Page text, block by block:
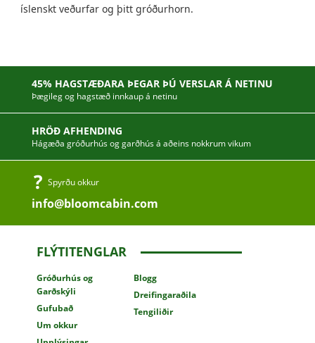
íslenskt veðurfar og þitt gróðurhorn.
45% HAGSTÆÐARA ÞEGAR ÞÚ VERSLAR Á NETINU
Þægileg og hagstæð innkaup á netinu
HRÖÐ AFHENDING
Hágæða gróðurhús og garðhús á aðeins nokkrum vikum
Spyrðu okkur
info@bloomcabin.com
FLÝTITENGLAR
Gróðurhúsog
Garðskýli
Gufubað
Um okkur
Blogg
Dreifingaraðila
Tengiliðir